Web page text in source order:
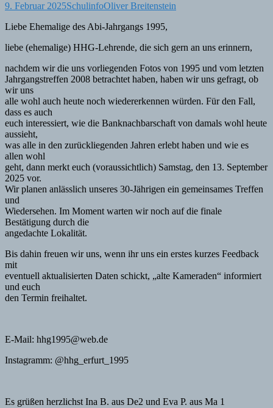
9. Februar 2025SchulinfoOliver Breitenstein
Liebe Ehemalige des Abi-Jahrgangs 1995,
liebe (ehemalige) HHG-Lehrende, die sich gern an uns erinnern,
nachdem wir die uns vorliegenden Fotos von 1995 und vom letzten
Jahrgangstreffen 2008 betrachtet haben, haben wir uns gefragt, ob
wir uns
alle wohl auch heute noch wiedererkennen würden. Für den Fall,
dass es auch
euch interessiert, wie die Banknachbarschaft von damals wohl heute
aussieht,
was alle in den zurückliegenden Jahren erlebt haben und wie es
allen wohl
geht, dann merkt euch (voraussichtlich) Samstag, den 13. September
2025 vor.
Wir planen anlässlich unseres 30-Jährigen ein gemeinsames Treffen
und
Wiedersehen. Im Moment warten wir noch auf die finale
Bestätigung durch die
angedachte Lokalität.
Bis dahin freuen wir uns, wenn ihr uns ein erstes kurzes Feedback
mit
eventuell aktualisierten Daten schickt, „alte Kameraden“ informiert
und euch
den Termin freihaltet.
E-Mail: hhg1995@web.de
Instagramm: @hhg_erfurt_1995
Es grüßen herzlichst Ina B. aus De2 und Eva P. aus Ma 1